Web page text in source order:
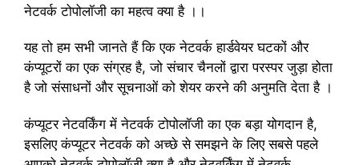
नेटवर्क टोपोलॉजी का महत्व क्या है ।।
यह तो हम सभी जानते हैं कि एक नेटवर्क हार्डवेयर घटकों और
कंप्यूटरों का एक संग्रह है, जो संचार चैनलों द्वारा परस्पर जुड़ा होता
है जो संसाधनों और सूचनाओं को शेयर करने की अनुमति देता है ।
कंप्यूटर नेटवर्किंग में नेटवर्क टोपोलॉजी का एक बड़ा योगदान है,
इसलिए कंप्यूटर नेटवर्क को अच्छे से समझने के लिए सबसे पहले